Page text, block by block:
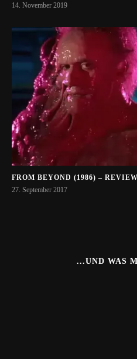
14. November 2019
FROM BEYOND (1986) – REVIEW
27. September 2017
...UND WAS